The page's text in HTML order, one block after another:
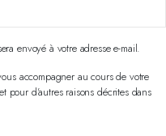
envoyé à votre adresse e-mail.
accompagner au cours de votre
pour d’autres raisons décrites dans